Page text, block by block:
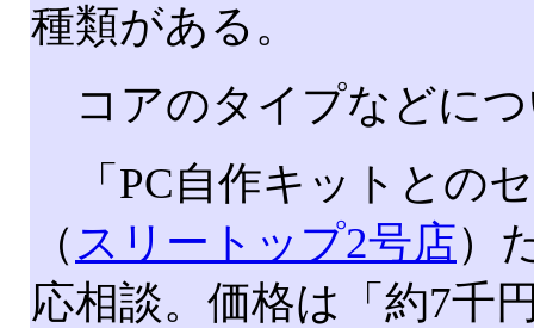
種類がある。
コアのタイプなどにつ
「PC自作キットとの
（ スリートップ2号店）
応相談。価格は「約7千